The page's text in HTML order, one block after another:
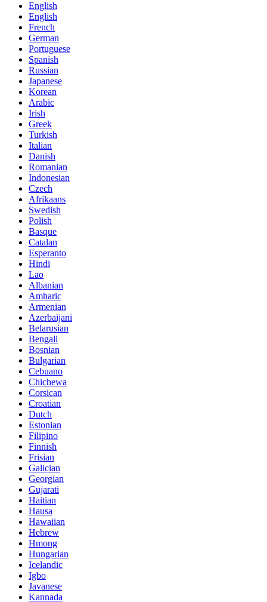
English
English
French
German
Portuguese
Spanish
Russian
Japanese
Korean
Arabic
Irish
Greek
Turkish
Italian
Danish
Romanian
Indonesian
Czech
Afrikaans
Swedish
Polish
Basque
Catalan
Esperanto
Hindi
Lao
Albanian
Amharic
Armenian
Azerbaijani
Belarusian
Bengali
Bosnian
Bulgarian
Cebuano
Chichewa
Corsican
Croatian
Dutch
Estonian
Filipino
Finnish
Frisian
Galician
Georgian
Gujarati
Haitian
Hausa
Hawaiian
Hebrew
Hmong
Hungarian
Icelandic
Igbo
Javanese
Kannada